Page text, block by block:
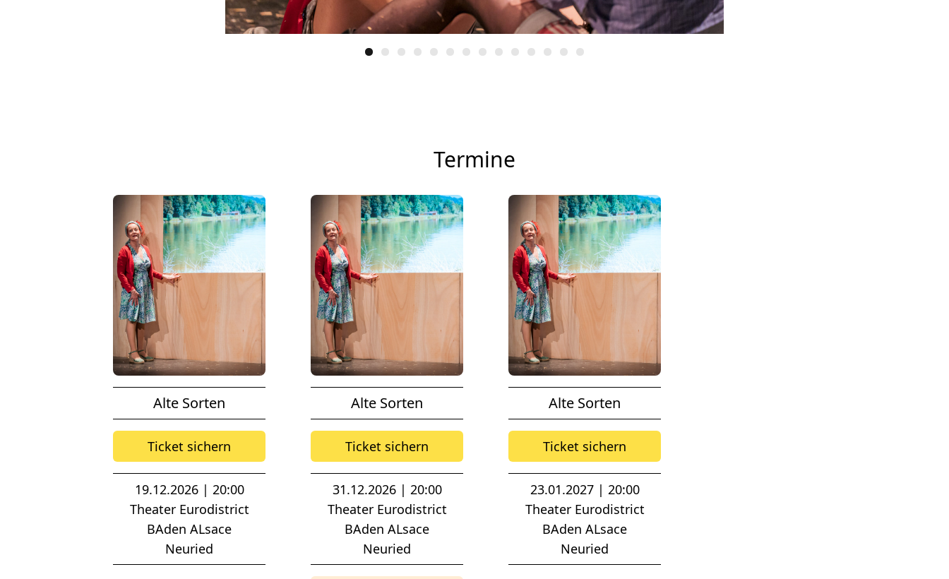
Termine
Alte Sorten
Ticket sichern
19.12.2026 | 20:00
Theater Eurodistrict
BAden ALsace
Neuried
Alte Sorten
Ticket sichern
31.12.2026 | 20:00
Theater Eurodistrict
BAden ALsace
Neuried
Alte Sorten
Ticket sichern
23.01.2027 | 20:00
Theater Eurodistrict
BAden ALsace
Neuried